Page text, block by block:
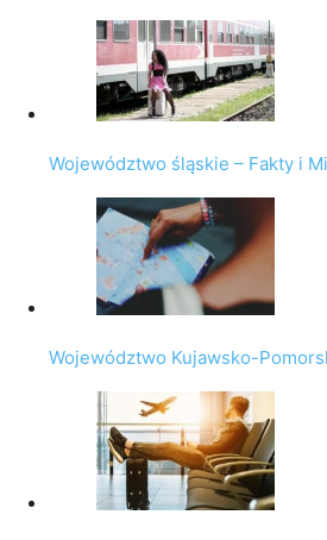
Województwo śląskie – Fakty i
Województwo Kujawsko-